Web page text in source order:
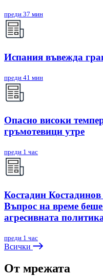
преди 37 мин
Испания въвежда
преди 41 мин
Опасно високи
гръмотевици утре
преди 1 час
Костадин
Въпрос на време
агресивната
преди 1 час
Всички
От мрежата